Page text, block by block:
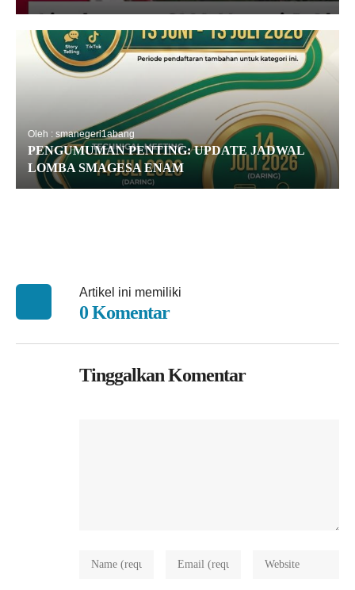
Oleh : smanegeri1abang
PENGUMUMAN PENTING: UPDATE JADWAL
LOMBA SMAGESA ENAM
Artikel ini memiliki
0 Komentar
Tinggalkan Komentar